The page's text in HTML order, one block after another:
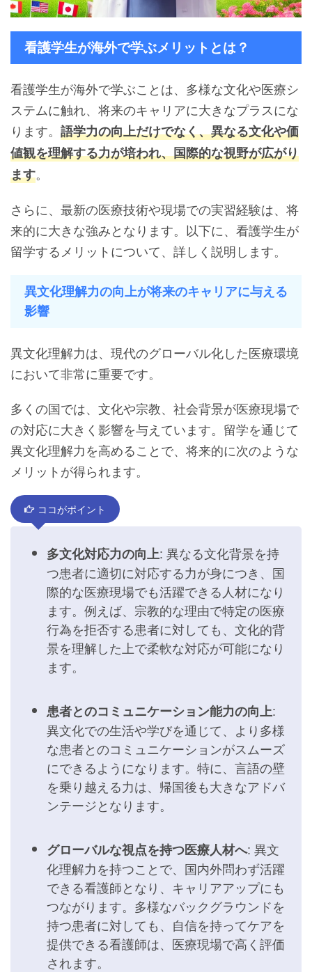
看護学生が海外で学ぶメリットとは？
看護学生が海外で学ぶことは、多様な文化や医療シ
ステムに触れ、将来のキャリアに大きなプラスにな
ります。 語学力の向上だけでなく、異なる文化や価
値観を理解する力が培われ、国際的な視野が広がり
ます。
さらに、最新の医療技術や現場での実習経験は、将
来的に大きな強みとなります。以下に、看護学生が
留学するメリットについて、詳しく説明します。
異文化理解力の向上が将来のキャリアに与える
影響
異文化理解力は、現代のグローバル化した医療環境
において非常に重要です。
多くの国では、文化や宗教、社会背景が医療現場で
の対応に大きく影響を与えています。留学を通じて
異文化理解力を高めることで、将来的に次のような
メリットが得られます。
ココがポイント
多文化対応力の向上: 異なる文化背景を持
つ患者に適切に対応する力が身につき、国
際的な医療現場でも活躍できる人材になり
ます。例えば、宗教的な理由で特定の医療
行為を拒否する患者に対しても、文化的背
景を理解した上で柔軟な対応が可能になり
ます。
患者とのコミュニケーション能力の向上:
異文化での生活や学びを通じて、より多様
な患者とのコミュニケーションがスムーズ
にできるようになります。特に、言語の壁
を乗り越える力は、帰国後も大きなアドバ
ンテージとなります。
グローバルな視点を持つ医療人材へ: 異文
化理解力を持つことで、国内外問わず活躍
できる看護師となり、キャリアアップにも
つながります。多様なバックグラウンドを
持つ患者に対しても、自信を持ってケアを
提供できる看護師は、医療現場で高く評価
されます。